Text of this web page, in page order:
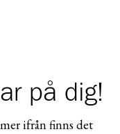
på dig!
ifrån finns det